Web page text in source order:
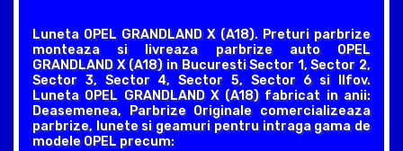
Luneta OPEL GRANDLAND X (A18). Preturi parbrize
monteaza si livreaza parbrize auto OPEL
GRANDLAND X (A18) in Bucuresti Sector 1, Sector 2,
Sector 3, Sector 4, Sector 5, Sector 6 si Ilfov.
Luneta OPEL GRANDLAND X (A18) fabricat in anii:
Deasemenea, Parbrize Originale comercializeaza
parbrize, lunete si geamuri pentru intraga gama de
modele OPEL precum: